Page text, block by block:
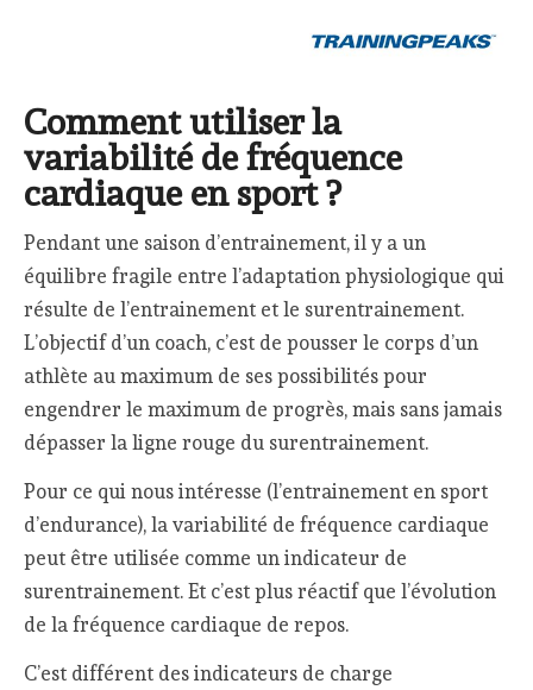
Comment utiliser la
variabilité de fréquence
cardiaque en sport ?
Pendant une saison d’entrainement, il y a un
équilibre fragile entre l’adaptation physiologique qui
résulte de l’entrainement et le surentrainement.
L’objectif d’un coach, c’est de pousser le corps d’un
athlète au maximum de ses possibilités pour
engendrer le maximum de progrès, mais sans jamais
dépasser la ligne rouge du surentrainement.
Pour ce qui nous intéresse (l’entrainement en sport
d’endurance), la variabilité de fréquence cardiaque
peut être utilisée comme un indicateur de
surentrainement. Et c’est plus réactif que l’évolution
de la fréquence cardiaque de repos.
C’est différent des indicateurs de charge